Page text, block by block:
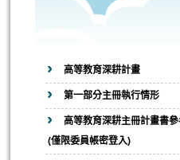
高等教育深耕計畫
第一部分主冊執行情形
高等教育深耕主冊計畫書
(僅限委員帳密登入)